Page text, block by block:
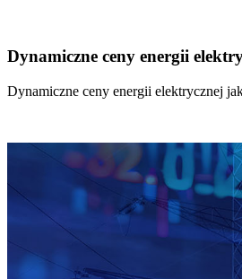
Dynamiczne ceny energii
Dynamiczne ceny energii elektrycznej